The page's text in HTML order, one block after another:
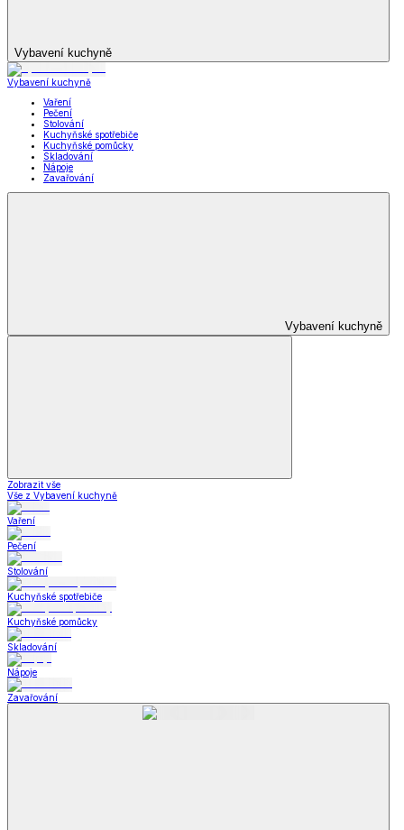
Vybavení kuchyně
Vybavení kuchyně
Vaření
Pečení
Stolování
Kuchyňské spotřebiče
Kuchyňské pomůcky
Skladování
Nápoje
Zavařování
Vybavení kuchyně
Zobrazit vše
Vše z Vybavení kuchyně
Vaření
Pečení
Stolování
Kuchyňské spotřebiče
Kuchyňské pomůcky
Skladování
Nápoje
Zavařování